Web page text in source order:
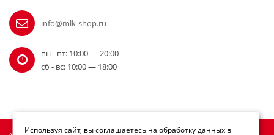
info@mlk-shop.ru
пн - пт: 10:00 — 20:00
сб - вс: 10:00 — 18:00
Используя сайт, вы соглашаетесь на обработку данных в